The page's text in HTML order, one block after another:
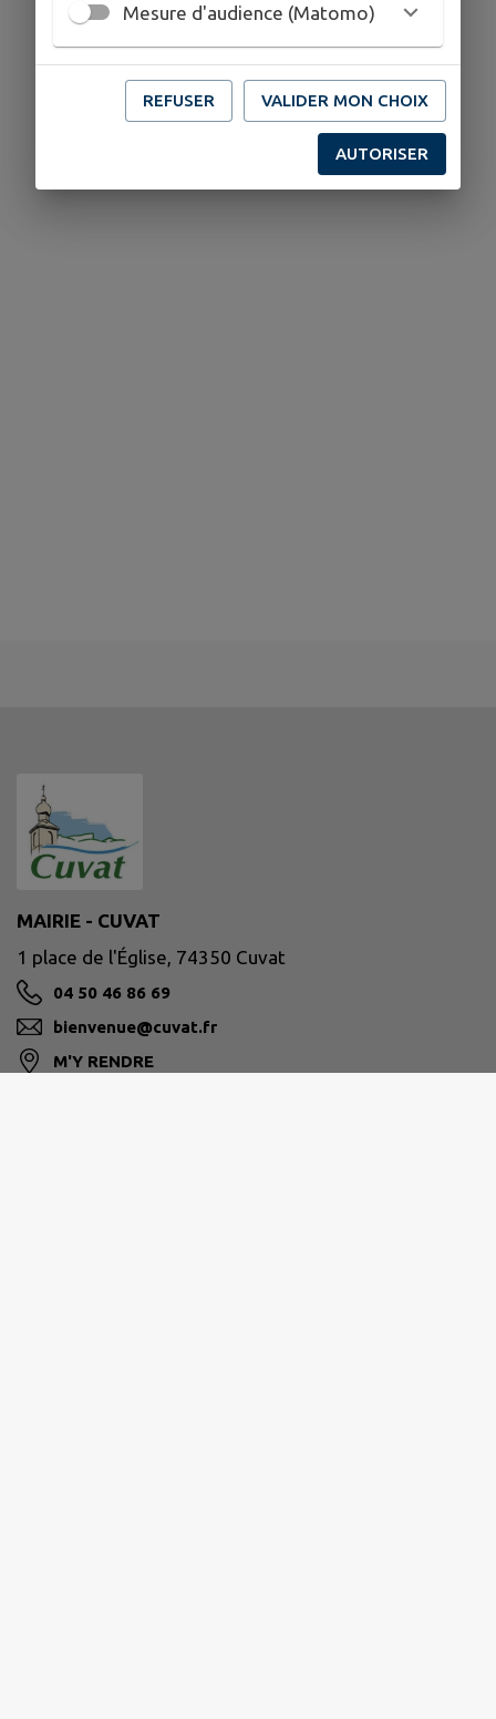
MAIRIE - CUVAT
1 place de l'Église, 74350 Cuvat
04 50 46 86 69
bienvenue@cuvat.fr
M'Y RENDRE
Mesure d'audience (Matomo)
REFUSER VALIDER MON CHOIX
AUTORISER